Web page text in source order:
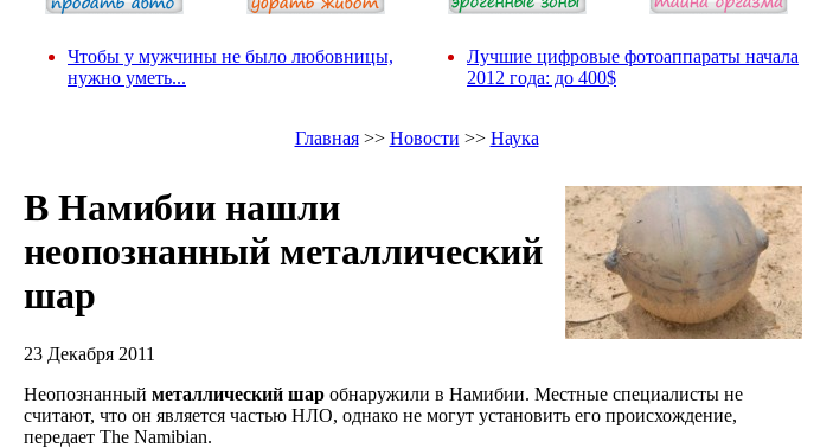
Чтобы у мужчины не было любовницы,
нужно уметь...
Лучшие цифровые фотоаппараты начала
2012 года: до 400$
Главная>> Новости >> Наука
В Намибии нашли
неопознанный металлический
шар
23 Декабря 2011
Неопознанный металлический шар обнаружили в Намибии. Местные специалисты не
считают, что он является частью НЛО, однако не могут установить его происхождение,
передает The Namibian.